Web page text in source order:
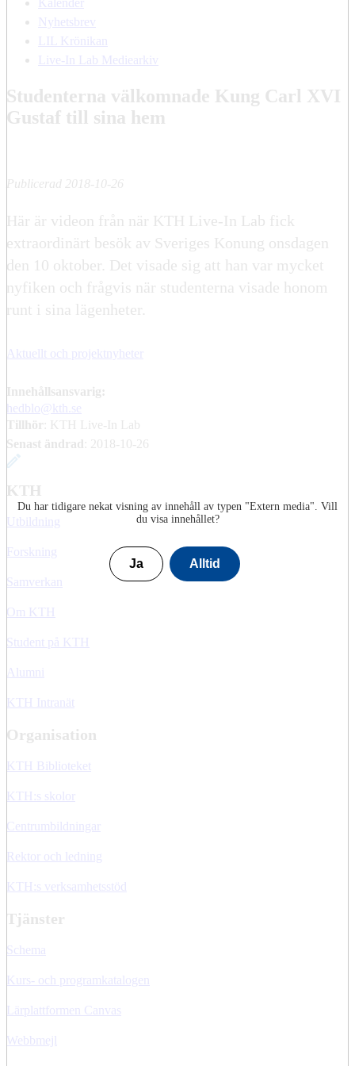
Nyhetsbrev
LIL Krönikan
Live-In Lab Mediearkiv
Studenterna välkomnade Kung Carl XVI
Gustaf till sina hem
Du har tidigare nekat visning av innehåll av typen "Extern media". Vill
du visa innehållet?
Ja Alltid
Publicerad 2018-10-26
Här är videon från när KTH Live-In Lab fick
extraordinärt besök av Sveriges Konung onsdagen
den 10 oktober. Det visade sig att han var mycket
nyfiken och frågvis när studenterna visade honom
runt i sina lägenheter.
Aktuellt och projektnyheter
Innehållsansvarig:
hedblo@kth.se
Tillhör
: KTH Live-In Lab
Senast ändrad
2018-10-26
KTH
Utbildning
Forskning
Samverkan
Om KTH
Student på KTH
Alumni
KTH Intranät
Organisation
KTH Biblioteket
KTH:s skolor
Centrumbildningar
Rektor och ledning
KTH:s verksamhetsstöd
Tjänster
Schema
Kurs- och programkatalogen
Lärplattformen Canvas
Webbmejl